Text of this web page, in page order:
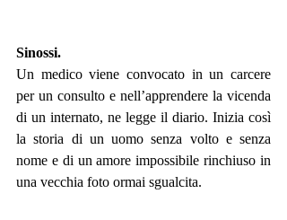
Sinossi.
Un medico viene convocato in un carcere
per un consulto e nell’apprendere la vicenda
di un internato, ne legge il diario. Inizia così
la storia di un uomo senza volto e senza
nome e di un amore impossibile rinchiuso in
una vecchia foto ormai sgualcita.